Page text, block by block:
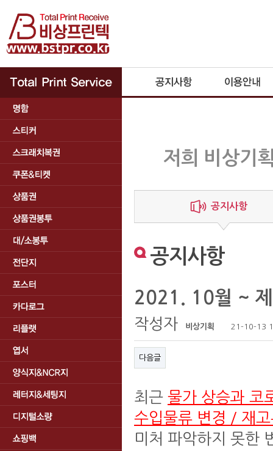
저희 비상기
공지사항
공지사항
2021. 10월 ~
작성자 비상기획 21-10-13
다음글
최근 물가 상승과 코
수입물류 변경 / 재
미처 파악하지 못한